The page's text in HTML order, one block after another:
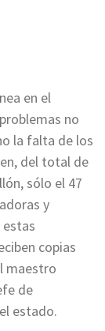
en el
no
la falta de los
del total de
sólo el 47
y
copias
maestro
de
estado.